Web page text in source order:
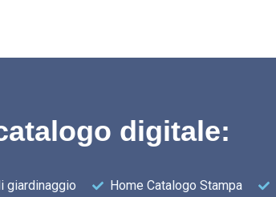
digitale:
giardinaggio Home Catalogo Stampa